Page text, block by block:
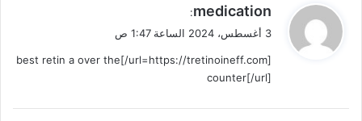
ي
ق
ل
medication
:
3 أغسطس، 2024 الساعة 1:47 ص
[url=https://tretinoineff.com/]best retin a over the
counter[/url]